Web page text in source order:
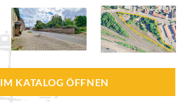
IM KATALOG ÖFFNEN